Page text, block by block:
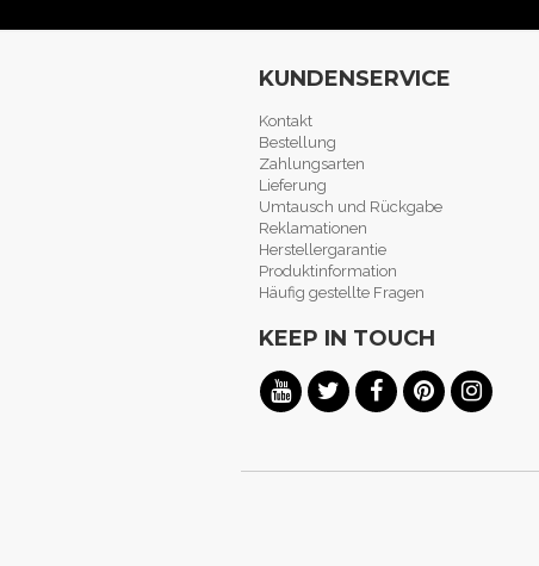
KUNDENSERVICE
Kontakt
Bestellung
Zahlungsarten
Lieferung
Umtausch und Rückgabe
Reklamationen
Herstellergarantie
Produktinformation
Häufig gestellte Fragen
KEEP IN TOUCH